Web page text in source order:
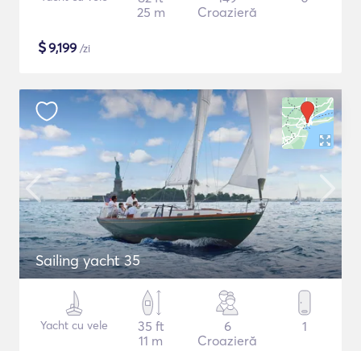
25 m
Croazieră
$9,199 /zi
Sailing yacht 35
Yacht cu vele
35 ft
11 m
6
Croazieră
1